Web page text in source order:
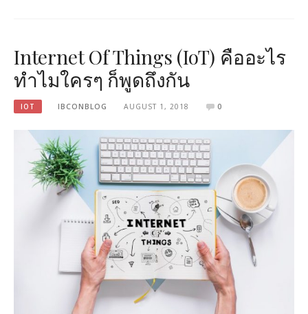
Internet Of Things (IoT) คืออะไร
ทำไมใครๆ ก็พูดถึงกัน
IOT IBCONBLOG AUGUST 1, 2018 0